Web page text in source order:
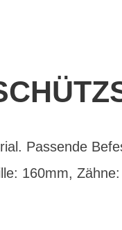
Passende
160mm,